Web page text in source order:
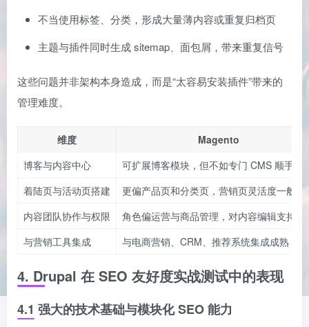
不当使用标签、分类，形成大量薄内容或重复归档页
主题与插件同时生成 sitemap、面包屑，带来重复信号
这些问题并非架构本身造成，而是“太容易安装插件”带来的
管理难度。
维度
Magento
博客与内容中心
可扩展博客模块，但不如专门 CMS 顺手
着陆页与活动页搭建
更偏产品页和分类页，营销页灵活度一般
内容团队协作与权限
角色偏运营与商品管理，对内容编辑支持有
与营销工具集成
与电商营销、CRM、推荐系统集成成熟
4. Drupal 在 SEO 友好度实战测试中的表现
4.1 强大的技术基础与模块化 SEO 能力